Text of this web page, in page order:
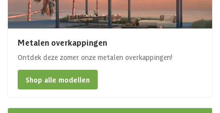
Metalen overkappingen
Ontdek deze zomer onze metalen overkappingen!
Shop alle modellen